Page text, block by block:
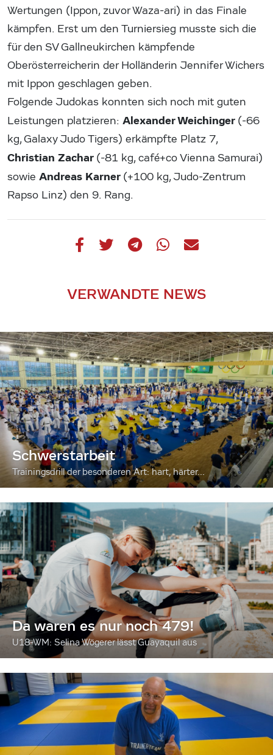
Wertungen (Ippon, zuvor Waza-ari) in das Finale
kämpfen. Erst um den Turniersieg musste sich die
für den SV Gallneukirchen kämpfende
Oberösterreicherin der Holländerin Jennifer Wichers
mit Ippon geschlagen geben.
Folgende Judokas konnten sich noch mit guten
Leistungen platzieren: Alexander Weichinger (-66
kg, Galaxy Judo Tigers) erkämpfte Platz 7,
Christian Zachar (-81 kg, café+co Vienna Samurai)
sowie Andreas Karner (+100 kg, Judo-Zentrum
Rapso Linz) den 9. Rang.
VERWANDTE NEWS
Schwerstarbeit
Trainingsdrill der besonderen Art: hart, härter...
Da waren es nur noch 479!
U18-WM: Selina Wögerer lässt Guayaquil aus